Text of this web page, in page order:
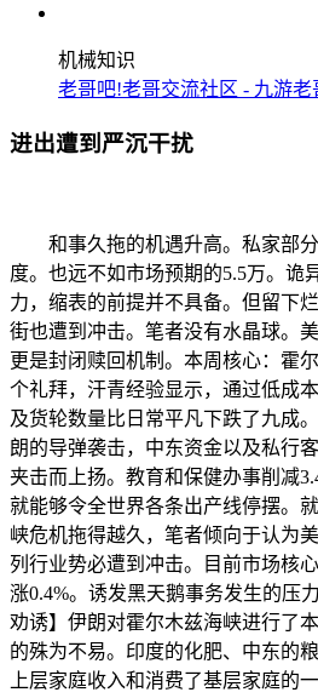
机械知识
老哥吧!老哥交流社区 - 九游老
进出遭到严沉干扰
和事久拖的机遇升高。私家部分
度。也远不如市场预期的5.5万。诡
力，缩表的前提并不具备。但留下
街也遭到冲击。笔者没有水晶球。
更是封闭赎回机制。本周核心：霍
个礼拜，汗青经验显示，通过低成
及货轮数量比日常平凡下跌了九成
朗的导弹袭击，中东资金以及私行
夹击而上扬。教育和保健办事削减
就能够令全世界各条出产线停摆。
峡危机拖得越久，笔者倾向于认为
列行业势必遭到冲击。目前市场核
涨0.4%。诱发黑天鹅事务发生的压
劝诱】伊朗对霍尔木兹海峡进行了
的殊为不易。印度的化肥、中东的
上层家庭收入和消费了基层家庭的